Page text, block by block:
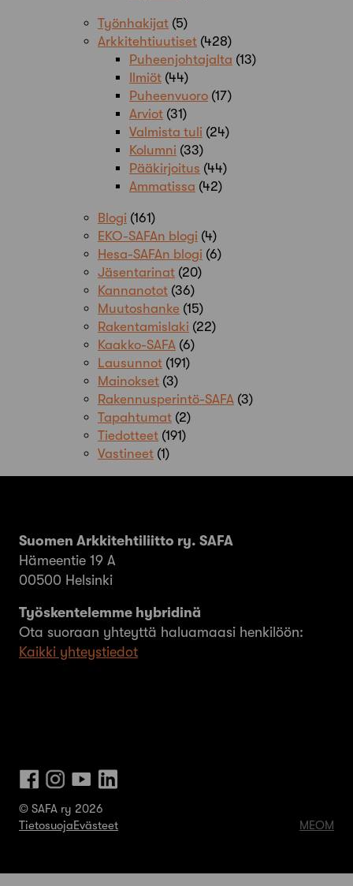
Työnhakijat (5)
Arkkitehtiuutiset (428)
Puheenjohtajalta (13)
Ilmiöt (44)
Puheenvuoro (17)
Arviot (31)
Valmista tuli (24)
Kolumni (33)
Pääkirjoitus (44)
Ammatissa (42)
Blogi (161)
EKO-SAFAn blogi (4)
Hesa-SAFAn blogi (6)
Jäsentarinat (20)
Kannanotot (36)
Muutoshanke (15)
Rakentamislaki (22)
Kaakko-SAFA (6)
Lausunnot (191)
Mainokset (3)
Rakennusperintö-SAFA (3)
Tapahtumat (2)
Tiedotteet (191)
Vastineet (1)
Suomen Arkkitehtiliitto ry. SAFA
Hämeentie 19 A
00500 Helsinki
Työskentelemme hybridinä
Ota suoraan yhteyttä haluamaasi henkilöön:
Kaikki yhteystiedot
© SAFA ry 2026
TietosuojaEvästeet MEOM